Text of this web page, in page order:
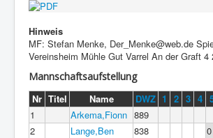
Hinweis
MF: Stefan Menke, Der_Menke@web.de
Vereinsheim Mühle Gut Varrel An der Graft 4
Mannschaftsaufstellung
Nr Titel Name DWZ 1 2 3 4
1
Arkema,Fionn 889
2
Lange,Ben 838 0